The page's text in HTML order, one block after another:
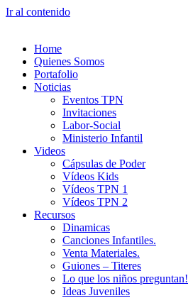
Ir al contenido
Home
Quienes Somos
Portafolio
Noticias
Eventos TPN
Invitaciones
Labor-Social
Ministerio Infantil
Videos
Cápsulas de Poder
Vídeos Kids
Vídeos TPN 1
Vídeos TPN 2
Recursos
Dinamicas
Canciones Infantiles.
Venta Materiales.
Guiones – Titeres
Lo que los niños preguntan!
Ideas Juveniles